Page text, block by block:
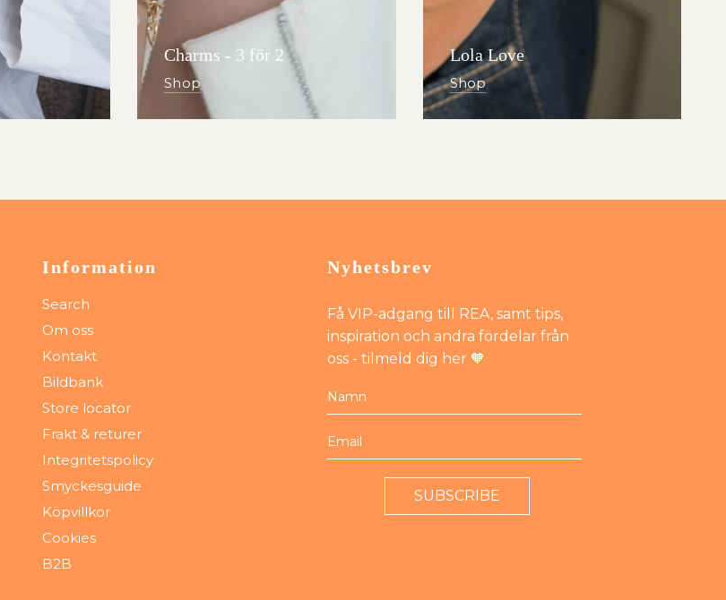
Charms - 3 för 2
Shop
Lola Love
Shop
Information
Search
Om oss
Kontakt
Bildbank
Store locator
Frakt & returer
Integritetspolicy
Smyckesguide
Köpvillkor
Cookies
B2B
Nyhetsbrev
Få VIP-adgang till REA, samt tips,
inspiration och andra fördelar från
oss - tilmeld dig her 🧡
SUBSCRIBE